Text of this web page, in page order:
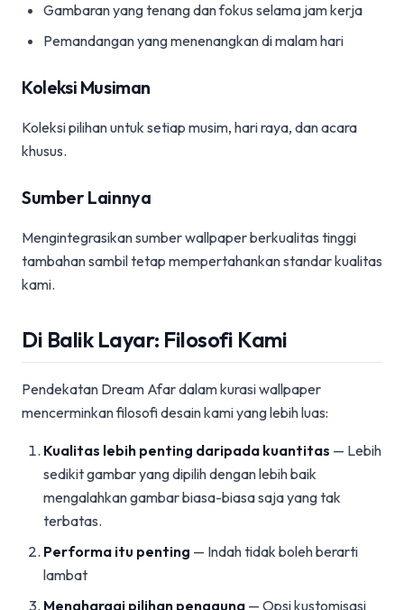
Gambaran yang tenang dan fokus selama jam kerja
Pemandangan yang menenangkan di malam hari
Koleksi Musiman
Koleksi pilihan untuk setiap musim, hari raya, dan acara
khusus.
Sumber Lainnya
Mengintegrasikan sumber wallpaper berkualitas tinggi
tambahan sambil tetap mempertahankan standar kualitas
kami.
Di Balik Layar: Filosofi Kami
Pendekatan Dream Afar dalam kurasi wallpaper
mencerminkan filosofi desain kami yang lebih luas:
Kualitas lebih penting daripada kuantitas — Lebih
sedikit gambar yang dipilih dengan lebih baik
mengalahkan gambar biasa-biasa saja yang tak
terbatas.
Performa itu penting — Indah tidak boleh berarti
lambat
Menghargai pilihan pengguna — Opsi kustomisasi